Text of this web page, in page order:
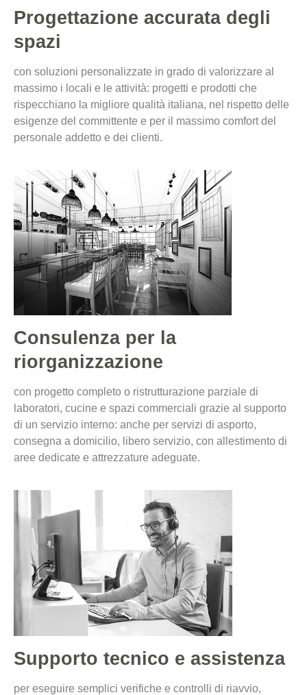
Progettazione accurata degli
spazi
con soluzioni personalizzate in grado di valorizzare al
massimo i locali e le attività: progetti e prodotti che
rispecchiano la migliore qualità italiana, nel rispetto delle
esigenze del committente e per il massimo comfort del
personale addetto e dei clienti.
Consulenza per la
riorganizzazione
con progetto completo o ristrutturazione parziale di
laboratori, cucine e spazi commerciali grazie al supporto
di un servizio interno: anche per servizi di asporto,
consegna a domicilio, libero servizio, con allestimento di
aree dedicate e attrezzature adeguate.
Supporto tecnico e assistenza
per eseguire semplici verifiche e controlli di riavvio,